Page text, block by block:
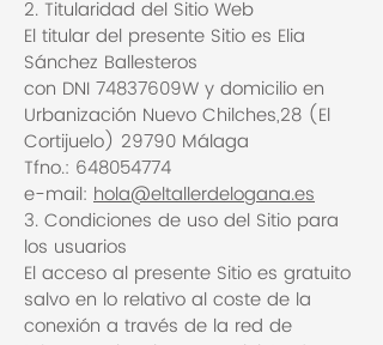
2. Titularidad del Sitio Web
El titular del presente Sitio es Elia
Sánchez Ballesteros
con DNI 74837609W y domicilio en
Urbanización Nuevo Chilches,28 (El
Cortijuelo) 29790 Málaga
Tfno.: 648054774
e-mail: hola@eltallerdelogana.es
3. Condiciones de uso del Sitio para
los usuarios
El acceso al presente Sitio es gratuito
salvo en lo relativo al coste de la
conexión a través de la red de